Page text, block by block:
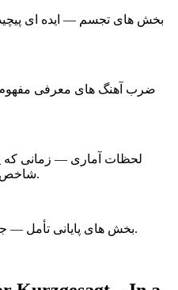
ضرب آهنگ های معرفی
لحظات آماری — زمانی که
شاخص کانال روی صفحه ظاهر می شود.
بخش های پایانی تأمل — جمع بندی فلسفی در پایان هر ویدیو.